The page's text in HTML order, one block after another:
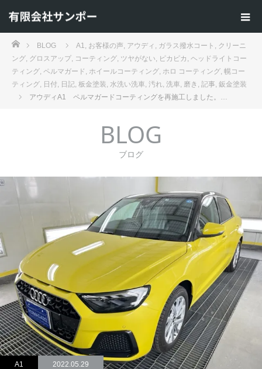
ホームBLOG A1, お客様の声, アウディ , ガラス撥水コート , クリーニ
ング, グロスアップ, コーティング, ツヤがない, ピカピカ , ヘッドライトコー
ティング, ペルマガード , ホイールコーティング, ホロ コーティング, 幌コー
ティング, 日付, 日記, 板金塗装, 水洗い洗車, 汚れ, 洗車, 磨き , 記事, 鈑金塗装
アウディA1 ペルマガードコーティングを再施工しました。…
BLOG
ブログ
A1 2022.05.29